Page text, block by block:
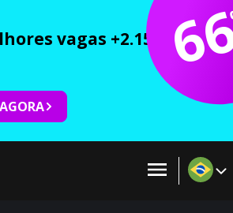
vagas +2.150 cursos